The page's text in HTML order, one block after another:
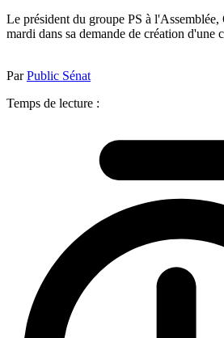
Le président du groupe PS à
mardi dans sa demande de création d'une
ParPublic Sénat
Temps de lecture :